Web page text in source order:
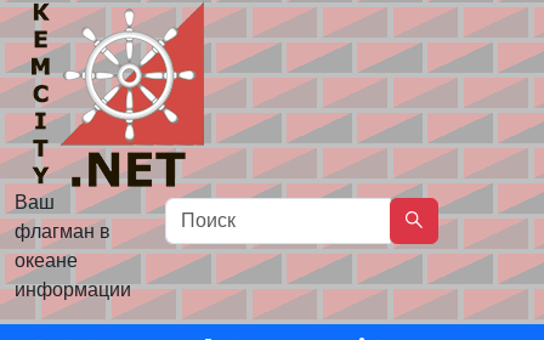
Ваш
флагман в
океане
информации